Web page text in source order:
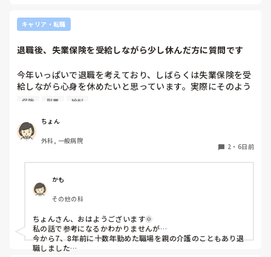
日勤のみの働き方になってから、体調はすこぶる良好です
仕事内容も自分に合うところを求めて幾度もクリニックを転々
残業はどこのクリニックもほとんどありませんでした。
お休みの取りやすさは、クリニックの規模によって異なると思
います。
フト制になったりします。
人数が多いところは比較的お休みも取りやすいのではないかと
思います。
私はシフト制は嫌なので、曜日固定のところを選ぶようにして
これまで勤めてきたクリニックは、看護師が二人体制で全体の
スタッフ数も少ないところがほとんどでした。
必要最低限の人員しかいないので、誰か一人でも休まれたら困
すね(´･ω･`; )
でも年間休日が多いところを選ぶようにしていますので、お休
みが少なくてつらいと思ったことはないです。
キャリア・転職
退職後、失業保険を受給しながら少し休んだ方に質問です
今年いっぱいで退職を考えており、しばらくは失業保険を受
給しながら心身を休めたいと思っています。実際にそのよう
な過ごし方をされた方は、どのくらい休みましたか？「休ん
があれば教えていただきたいです。
保険 副業 給料
ちょん
外科, 一般病院
2 ・ 6日前
かも
その他の科
ちょんさん、おはようございます🌞
私の話で参考になるかわかりませんが…
今から7、8年前に十数年勤めた職場を親の介護のこともあり退
職しました